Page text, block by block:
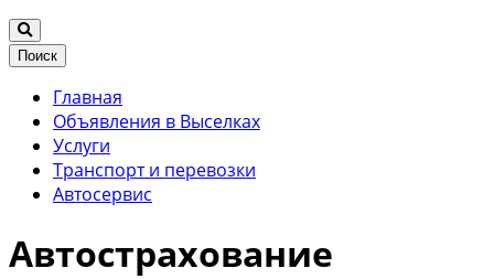
Поиск
Главная
Объявления в Выселках
Услуги
Транспорт и перевозки
Автосервис
Автострахование